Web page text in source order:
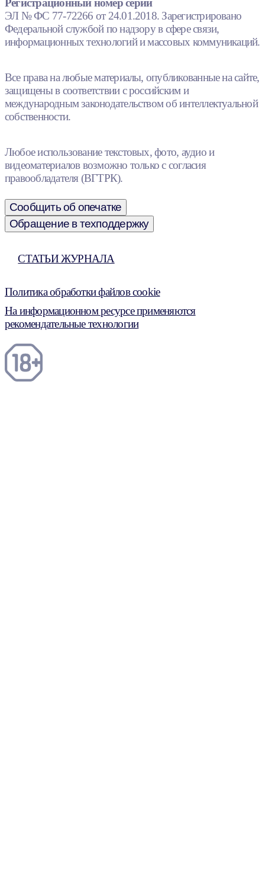
Регистрационный номер серии
ЭЛ № ФС 77-72266 от 24.01.2018. Зарегистрировано
Федеральной службой по надзору в сфере связи,
информационных технологий и массовых коммуникаций.
Все права на любые материалы, опубликованные на сайте,
защищены в соответствии с российским и
международным законодательством об интеллектуальной
собственности.
Любое использование текстовых, фото, аудио и
видеоматериалов возможно только с согласия
правообладателя (ВГТРК).
Сообщить об опечатке
Обращение в техподдержку
СТАТЬИ ЖУРНАЛА
Политика обработки файлов cookie
На информационном ресурсе применяются
рекомендательные технологии